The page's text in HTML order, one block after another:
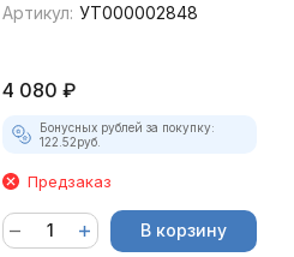
Артикул: УТ000002848
4 080 ₽
Бонусных рублей за покупку:
122.52руб.
Предзаказ
В корзину